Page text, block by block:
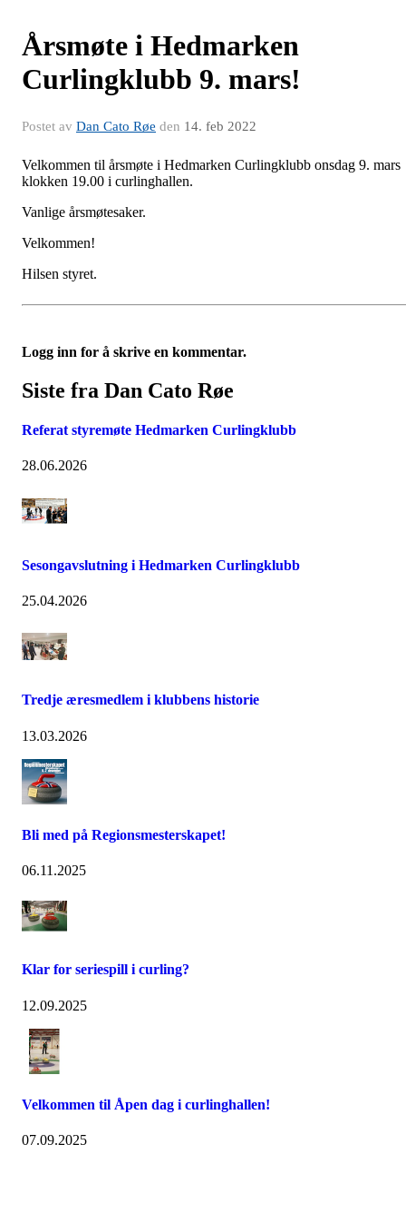
Årsmøte i Hedmarken
Curlingklubb 9. mars!
Postet av Dan Cato Røe den 14. feb 2022
Velkommen til årsmøte i Hedmarken Curlingklubb onsdag 9. mars
klokken 19.00 i curlinghallen.
Vanlige årsmøtesaker.
Velkommen!
Hilsen styret.
Logg inn for å skrive en kommentar.
Siste fra Dan Cato Røe
Referat styremøte Hedmarken Curlingklubb
28.06.2026
Sesongavslutning i Hedmarken Curlingklubb
25.04.2026
Tredje æresmedlem i klubbens historie
13.03.2026
Bli med på Regionsmesterskapet!
06.11.2025
Klar for seriespill i curling?
12.09.2025
Velkommen til Åpen dag i curlinghallen!
07.09.2025